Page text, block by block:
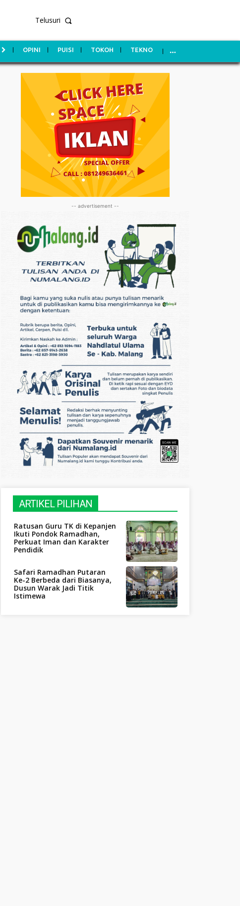
Telusuri
OPINI PUISI TOKOH TEKNO
-- advertisement --
ARTIKEL PILIHAN
Ratusan Guru TK di Kepanjen
Ikuti Pondok Ramadhan,
Perkuat Iman dan Karakter
Pendidik
Safari Ramadhan Putaran
Ke-2 Berbeda dari Biasanya,
Dusun Warak Jadi Titik
Istimewa